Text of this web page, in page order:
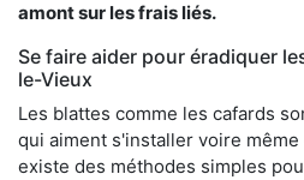
amont sur les frais liés.
Se faire aider pour éradiquer
le-Vieux
Les blattes comme les cafards
qui aiment s'installer voire
existe des méthodes simples